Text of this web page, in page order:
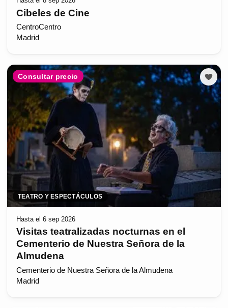
Cibeles de Cine
CentroCentro
Madrid
Consultar precio
TEATRO Y ESPECTÁCULOS
Hasta el 6 sep 2026
Visitas teatralizadas nocturnas en el
Cementerio de Nuestra Señora de la
Almudena
Cementerio de Nuestra Señora de la Almudena
Madrid